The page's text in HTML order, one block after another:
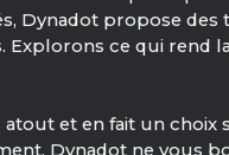
Dynadot propose
ce qui rend
et en fait un
Dynadot ne vous